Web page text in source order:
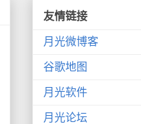
友情链接
月光微博客
谷歌地图
月光软件
月光论坛